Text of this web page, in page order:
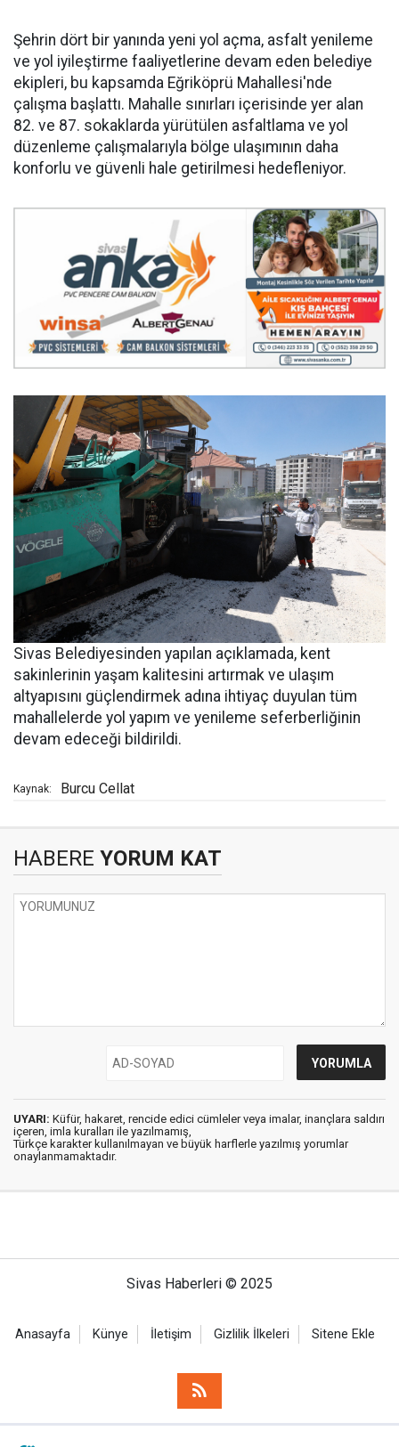
Şehrin dört bir yanında yeni yol açma, asfalt yenileme
ve yol iyileştirme faaliyetlerine devam eden belediye
ekipleri, bu kapsamda Eğriköprü Mahallesi'nde
çalışma başlattı. Mahalle sınırları içerisinde yer alan
82. ve 87. sokaklarda yürütülen asfaltlama ve yol
düzenleme çalışmalarıyla bölge ulaşımının daha
konforlu ve güvenli hale getirilmesi hedefleniyor.
Sivas Belediyesinden yapılan açıklamada, kent
sakinlerinin yaşam kalitesini artırmak ve ulaşım
altyapısını güçlendirmek adına ihtiyaç duyulan tüm
mahallelerde yol yapım ve yenileme seferberliğinin
devam edeceği bildirildi.
Kaynak: Burcu Cellat
HABERE YORUM KAT
UYARI: Küfür, hakaret, rencide edici cümleler veya imalar, inançlara saldırı
içeren, imla kuralları ile yazılmamış,
Türkçe karakter kullanılmayan ve büyük harflerle yazılmış yorumlar
onaylanmamaktadır.
Sivas Haberleri © 2025
Anasayfa Künye İletişim Gizlilik İlkeleri Sitene Ekle